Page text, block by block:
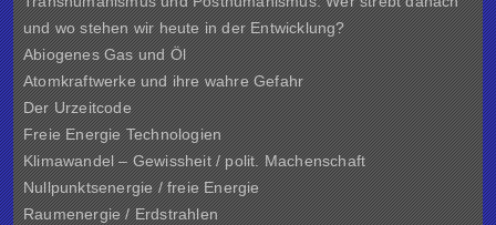
und wo stehen wir heute in der Entwicklung?
Abiogenes Gas und Öl
Atomkraftwerke und ihre wahre Gefahr
Der Urzeitcode
Freie Energie Technologien
Klimawandel – Gewissheit / polit. Machenschaft
Nullpunktsenergie / freie Energie
Raumenergie / Erdstrahlen